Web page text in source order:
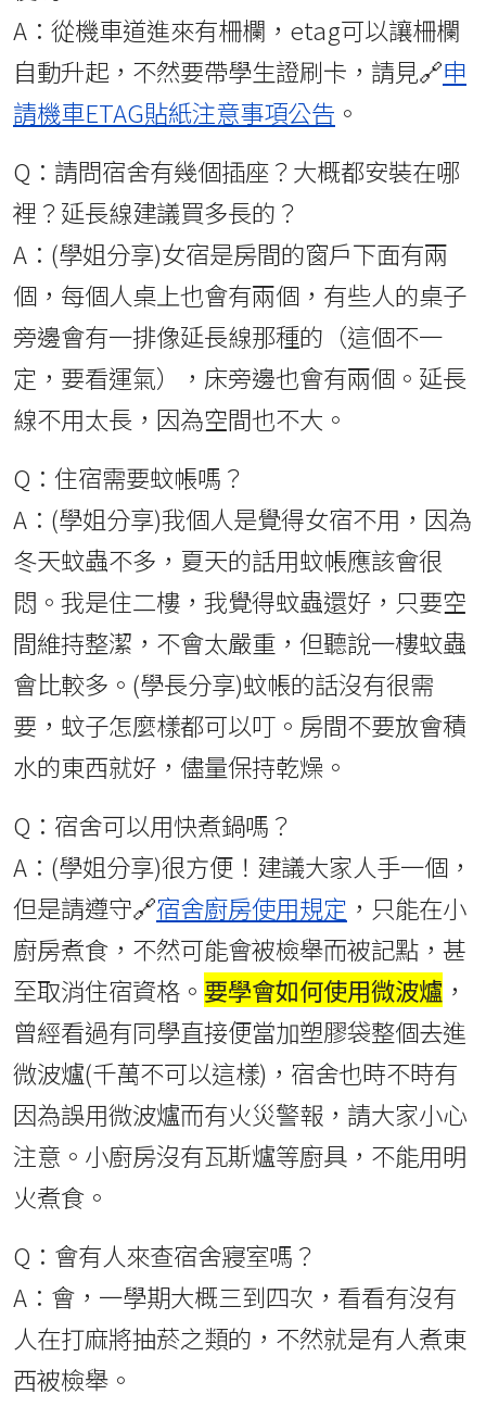
A：從機車道進來有柵欄，etag可以讓柵欄
自動升起，不然要帶學生證刷卡，請見🔗申
請機車ETAG貼紙注意事項公告 。
Q：請問宿舍有幾個插座？大概都安裝在哪
裡？延長線建議買多長的？
A：(學姐分享)女宿是房間的窗戶下面有兩
個，每個人桌上也會有兩個，有些人的桌子
旁邊會有一排像延長線那種的（這個不一
定，要看運氣），床旁邊也會有兩個。延長
線不用太長，因為空間也不大。
Q：住宿需要蚊帳嗎？
A：(學姐分享)我個人是覺得女宿不用，因為
冬天蚊蟲不多，夏天的話用蚊帳應該會很
悶。我是住二樓，我覺得蚊蟲還好，只要空
間維持整潔，不會太嚴重，但聽說一樓蚊蟲
會比較多。(學長分享)蚊帳的話沒有很需
要，蚊子怎麼樣都可以叮。房間不要放會積
水的東西就好，儘量保持乾燥。
Q：宿舍可以用快煮鍋嗎？
A：(學姐分享)很方便！建議大家人手一個，
但是請遵守🔗宿舍廚房使用規定 ，只能在小
廚房煮食，不然可能會被檢舉而被記點，甚
至取消住宿資格。 要學會如何使用微波爐 ，
曾經看過有同學直接便當加塑膠袋整個去進
微波爐(千萬不可以這樣)，宿舍也時不時有
因為誤用微波爐而有火災警報，請大家小心
注意。小廚房沒有瓦斯爐等廚具，不能用明
火煮食。
Q：會有人來查宿舍寢室嗎？
A：會，一學期大概三到四次，看看有沒有
人在打麻將抽菸之類的，不然就是有人煮東
西被檢舉。